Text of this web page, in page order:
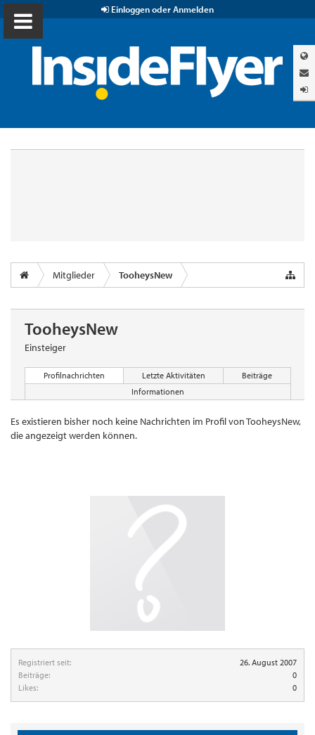
Einloggen oder Anmelden
Mitglieder TooheysNew
Registriert seit:
26. August 2007
Beiträge:
0
Likes:
0
TooheysNew
Einsteiger
Profilnachrichten Letzte Aktivitäten
Beiträge
Informationen
Es existieren bisher noch keine Nachrichten im Profil von TooheysNew,
die angezeigt werden können.